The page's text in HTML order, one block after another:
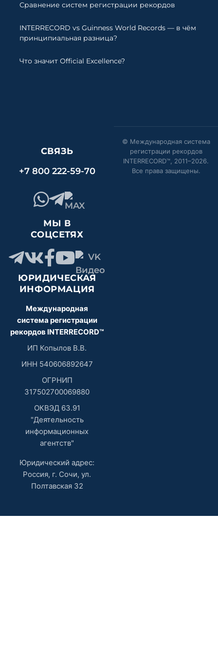
Сравнение систем регистрации рекордов
INTERRECORD vs Guinness World Records — в чём
принципиальная разница?
Что значит Official Excellence?
СВЯЗЬ
+7 800 222-59-70
МЫ В
СОЦСЕТЯХ
ЮРИДИЧЕСКАЯ
ИНФОРМАЦИЯ
Международная
система регистрации
рекордов INTERRECORD™
ИП Копылов В.В.
ИНН 540606892647
ОГРНИП
317502700069880
ОКВЭД 63.91
"Деятельность
информационных
агентств"
Юридический адрес:
Россия, г. Сочи, ул.
Полтавская 32
© Международная система
регистрации рекордов
INTERRECORD™, 2011–2026.
Все права защищены.